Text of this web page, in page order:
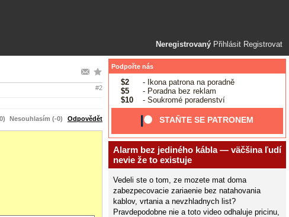
Neregistrovaný Přihlásit Registrovat
#2
Nesouhlasím (-0) Odpovědět
Podpořte nás
$2
- Ikona patrona na poradně
$5
- Poradna bez reklam
$10
- Soukromé poradenství
STAŇTE SE PATRONEM
Alarm bez jediného kábla — väčšina ľudí
nevie že to existuje
Vedeli ste o tom, ze mozete mat doma
zabezpecovacie zariaenie bez natahovania
kablov, vrtania a nevzhladnych list?
Pravdepodobne nie a toto video odhaluje pricinu,